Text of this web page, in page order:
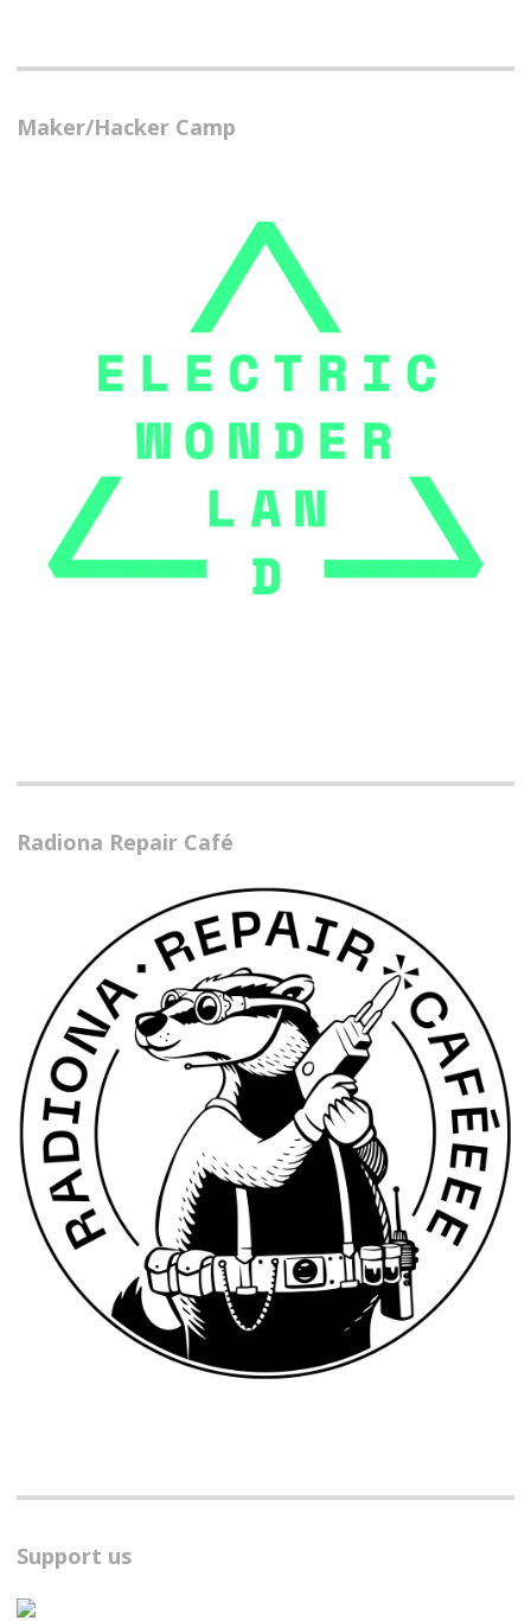
Maker/Hacker Camp
Radiona Repair Café
Support us